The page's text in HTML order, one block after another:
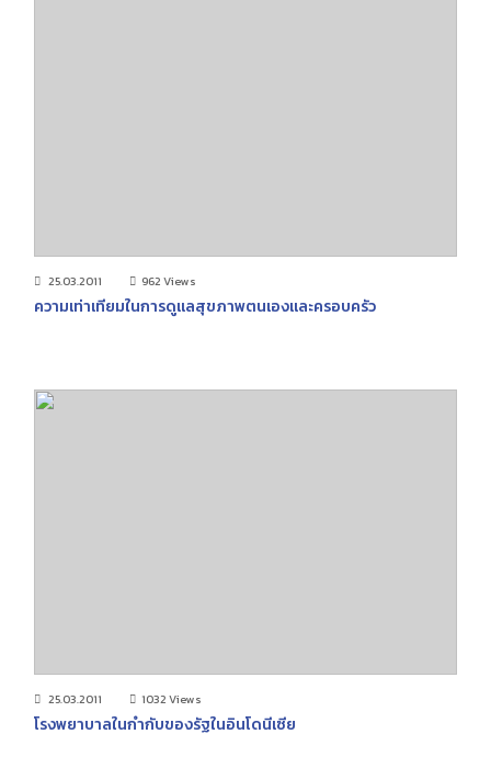
25.03.2011 962 Views
ความเท่าเทียมในการดูแลสุขภาพตนเองและครอบครัว
25.03.2011 1032 Views
โรงพยาบาลในกำกับของรัฐในอินโดนีเซีย